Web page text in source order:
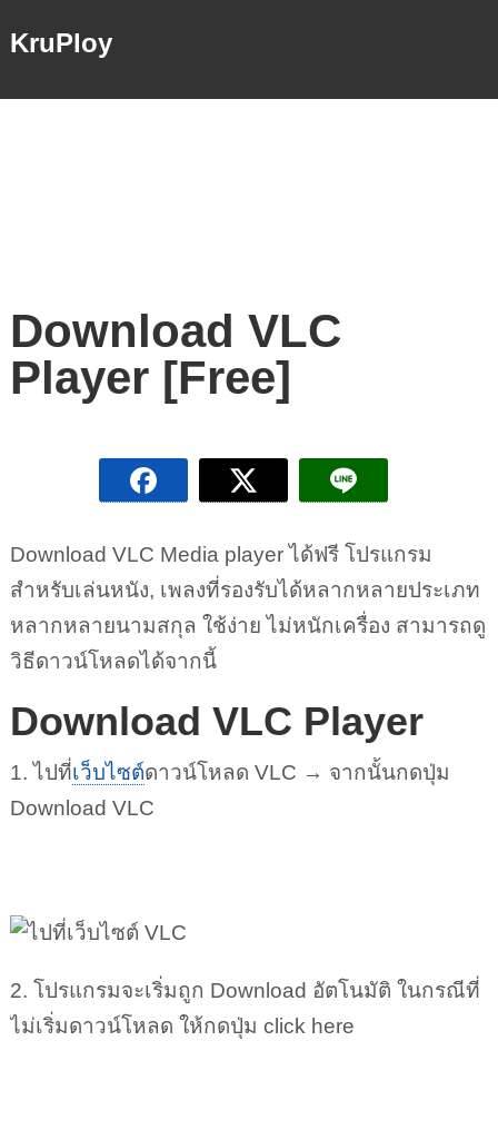
KruPloy
Download VLC
Player [Free]
Download VLC Media player ได้ฟรี โปรแกรม
สำหรับเล่นหนัง, เพลงที่รองรับได้หลากหลายประเภท
หลากหลายนามสกุล ใช้ง่าย ไม่หนักเครื่อง สามารถดู
วิธีดาวน์โหลดได้จากนี้
Download VLC Player
1. ไปที่เว็บไซต์ดาวน์โหลด VLC → จากนั้นกดปุ่ม
Download VLC
2. โปรแกรมจะเริ่มถูก Download อัตโนมัติ ในกรณีที่
ไม่เริ่มดาวน์โหลด ให้กดปุ่ม click here